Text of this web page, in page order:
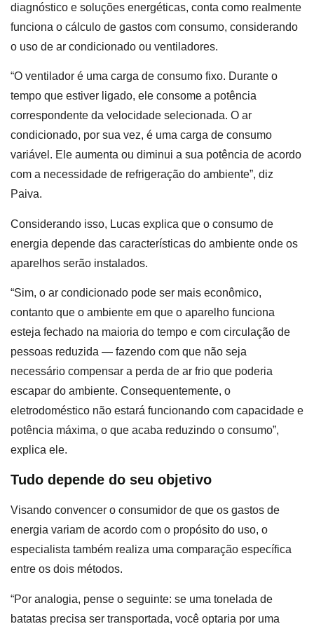
diagnóstico e soluções energéticas, conta como realmente
funciona o cálculo de gastos com consumo, considerando
o uso de ar condicionado ou ventiladores.
“O ventilador é uma carga de consumo fixo. Durante o
tempo que estiver ligado, ele consome a potência
correspondente da velocidade selecionada. O ar
condicionado, por sua vez, é uma carga de consumo
variável. Ele aumenta ou diminui a sua potência de acordo
com a necessidade de refrigeração do ambiente”, diz
Paiva.
Considerando isso, Lucas explica que o consumo de
energia depende das características do ambiente onde os
aparelhos serão instalados.
“Sim, o ar condicionado pode ser mais econômico,
contanto que o ambiente em que o aparelho funciona
esteja fechado na maioria do tempo e com circulação de
pessoas reduzida ― fazendo com que não seja
necessário compensar a perda de ar frio que poderia
escapar do ambiente. Consequentemente, o
eletrodoméstico não estará funcionando com capacidade e
potência máxima, o que acaba reduzindo o consumo”,
explica ele.
Tudo depende do seu objetivo
Visando convencer o consumidor de que os gastos de
energia variam de acordo com o propósito do uso, o
especialista também realiza uma comparação específica
entre os dois métodos.
“Por analogia, pense o seguinte: se uma tonelada de
batatas precisa ser transportada, você optaria por uma